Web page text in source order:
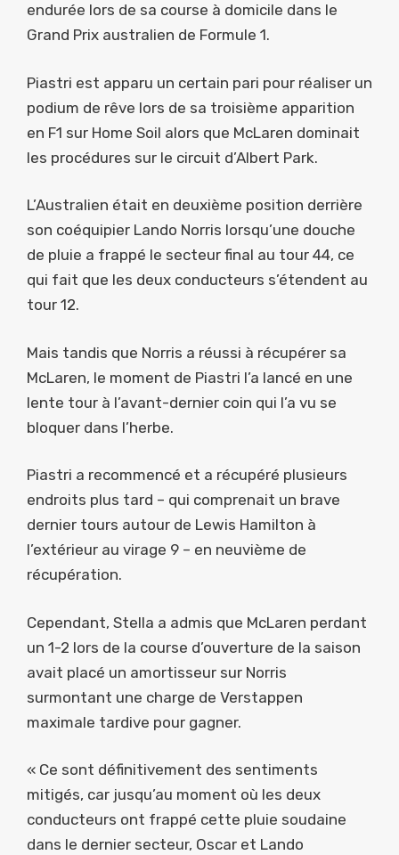
endurée lors de sa course à domicile dans le
Grand Prix australien de Formule 1.
Piastri est apparu un certain pari pour réaliser un
podium de rêve lors de sa troisième apparition
en F1 sur Home Soil alors que McLaren dominait
les procédures sur le circuit d’Albert Park.
L’Australien était en deuxième position derrière
son coéquipier Lando Norris lorsqu’une douche
de pluie a frappé le secteur final au tour 44, ce
qui fait que les deux conducteurs s’étendent au
tour 12.
Mais tandis que Norris a réussi à récupérer sa
McLaren, le moment de Piastri l’a lancé en une
lente tour à l’avant-dernier coin qui l’a vu se
bloquer dans l’herbe.
Piastri a recommencé et a récupéré plusieurs
endroits plus tard – qui comprenait un brave
dernier tours autour de Lewis Hamilton à
l’extérieur au virage 9 – en neuvième de
récupération.
Cependant, Stella a admis que McLaren perdant
un 1-2 lors de la course d’ouverture de la saison
avait placé un amortisseur sur Norris
surmontant une charge de Verstappen
maximale tardive pour gagner.
« Ce sont définitivement des sentiments
mitigés, car jusqu’au moment où les deux
conducteurs ont frappé cette pluie soudaine
dans le dernier secteur, Oscar et Lando